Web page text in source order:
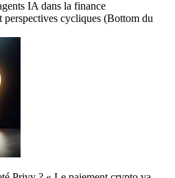
IA dans la finance
perspectives cycliques (Bottom du